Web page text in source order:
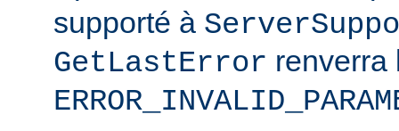
supporté à
GetLastError renverra